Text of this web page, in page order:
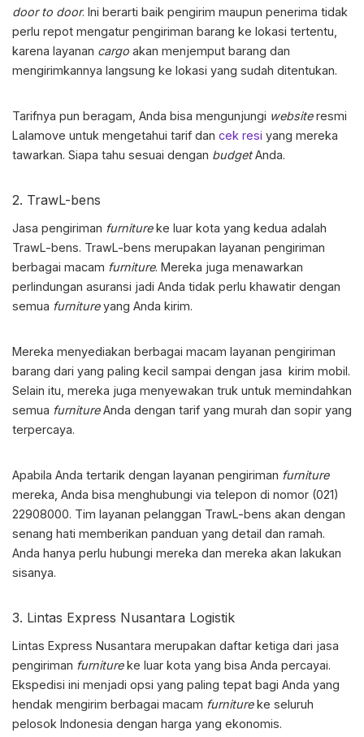
door to door. Ini berarti baik pengirim maupun penerima tidak
perlu repot mengatur pengiriman barang ke lokasi tertentu,
karena layanan cargo akan menjemput barang dan
mengirimkannya langsung ke lokasi yang sudah ditentukan.
Tarifnya pun beragam, Anda bisa mengunjungi websiteresmi
Lalamove untuk mengetahui tarif dan cek resi yang mereka
tawarkan. Siapa tahu sesuai dengan budgetAnda.
2. TrawL-bens
Jasa pengiriman furnitureke luar kota yang kedua adalah
TrawL-bens. TrawL-bens merupakan layanan pengiriman
berbagai macam furniture. Mereka juga menawarkan
perlindungan asuransi jadi Anda tidak perlu khawatir dengan
semua furnitureyang Anda kirim.
Mereka menyediakan berbagai macam layanan pengiriman
barang dari yang paling kecil sampai dengan jasa kirim mobil.
Selain itu, mereka juga menyewakan truk untuk memindahkan
semua furnitureAnda dengan tarif yang murah dan sopir yang
terpercaya.
Apabila Anda tertarik dengan layanan pengiriman furniture
mereka, Anda bisa menghubungi via telepon di nomor (021)
22908000. Tim layanan pelanggan TrawL-bens akan dengan
senang hati memberikan panduan yang detail dan ramah.
Anda hanya perlu hubungi mereka dan mereka akan lakukan
sisanya.
3. Lintas Express Nusantara Logistik
Lintas Express Nusantara merupakan daftar ketiga dari jasa
pengiriman furnitureke luar kota yang bisa Anda percayai.
Ekspedisi ini menjadi opsi yang paling tepat bagi Anda yang
hendak mengirim berbagai macam furnitureke seluruh
pelosok Indonesia dengan harga yang ekonomis.